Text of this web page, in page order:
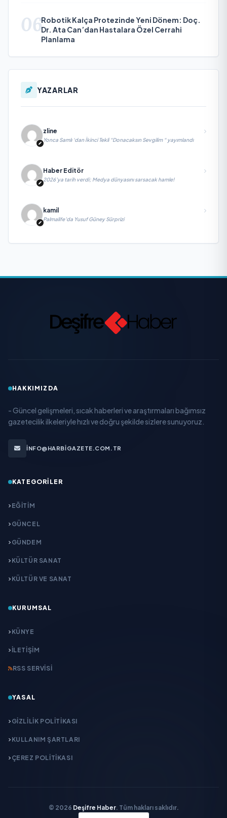
06Robotik Kalça Protezinde Yeni Dönem: Doç.
Dr. Ata Can’dan Hastalara Özel Cerrahi
Planlama
YAZARLAR
zline
Yonca Samlı ‘dan İkinci Tekli “Donacaksın Sevgilim “ yayımlandı
Haber Editör
2026’ya tarih verdi; Medya dünyasını sarsacak hamle!
kamil
Palmalife’da Yusuf Güney Sürprizi
HAKKIMIZDA
- Güncel gelişmeleri, sıcak haberleri ve araştırmaları bağımsız
gazetecilik ilkeleriyle hızlı ve doğru şekilde sizlere sunuyoruz.
INFO@HARBIGAZETE.COM.TR
KATEGORILER
EĞITIM
GÜNCEL
GÜNDEM
KÜLTÜR SANAT
KÜLTÜR VE SANAT
KURUMSAL
KÜNYE
İLETIŞIM
RSS SERVISI
YASAL
GIZLILIK POLITIKASI
KULLANIM ŞARTLARI
ÇEREZ POLITIKASI
© 2026 Deşifre Haber. Tüm hakları saklıdır.